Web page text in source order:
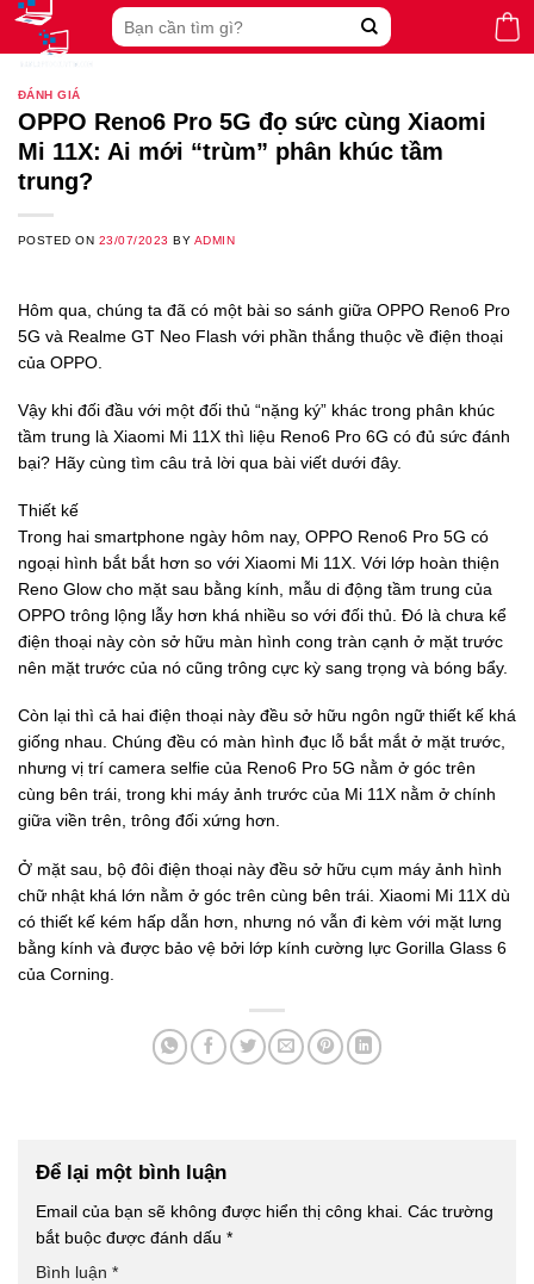
Skip
content
Search
for:
ĐÁNH GIÁ
OPPO Reno6 Pro 5G đọ sức cùng Xiaomi
Mi 11X: Ai mới “trùm” phân khúc tầm
trung?
POSTED ON 23/07/2023 BY ADMIN
Hôm qua, chúng ta đã có một bài so sánh giữa OPPO Reno6 Pro
5G và Realme GT Neo Flash với phần thắng thuộc về điện thoại
của OPPO.
Vậy khi đối đầu với một đối thủ “nặng ký” khác trong phân khúc
tầm trung là Xiaomi Mi 11X thì liệu Reno6 Pro 6G có đủ sức đánh
bại? Hãy cùng tìm câu trả lời qua bài viết dưới đây.
Thiết kế
Trong hai smartphone ngày hôm nay, OPPO Reno6 Pro 5G có
ngoại hình bắt bắt hơn so với Xiaomi Mi 11X. Với lớp hoàn thiện
Reno Glow cho mặt sau bằng kính, mẫu di động tầm trung của
OPPO trông lộng lẫy hơn khá nhiều so với đối thủ. Đó là chưa kể
điện thoại này còn sở hữu màn hình cong tràn cạnh ở mặt trước
nên mặt trước của nó cũng trông cực kỳ sang trọng và bóng bẩy.
Còn lại thì cả hai điện thoại này đều sở hữu ngôn ngữ thiết kế khá
giống nhau. Chúng đều có màn hình đục lỗ bắt mắt ở mặt trước,
nhưng vị trí camera selfie của Reno6 Pro 5G nằm ở góc trên
cùng bên trái, trong khi máy ảnh trước của Mi 11X nằm ở chính
giữa viền trên, trông đối xứng hơn.
Ở mặt sau, bộ đôi điện thoại này đều sở hữu cụm máy ảnh hình
chữ nhật khá lớn nằm ở góc trên cùng bên trái. Xiaomi Mi 11X dù
có thiết kế kém hấp dẫn hơn, nhưng nó vẫn đi kèm với mặt lưng
bằng kính và được bảo vệ bởi lớp kính cường lực Gorilla Glass 6
của Corning.
Để lại một bình luận
Email của bạn sẽ không được hiển thị công khai. Các trường
bắt buộc được đánh dấu *
Bình luận *